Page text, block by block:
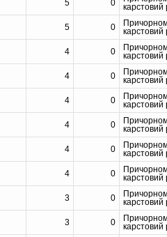
5 0
карстовий
5 0
карстовий
4 0
карстовий
4 0
карстовий
4 0
карстовий
4 0
карстовий
4 0
карстовий
4 0
карстовий
3 0
карстовий
3 0
карстовий